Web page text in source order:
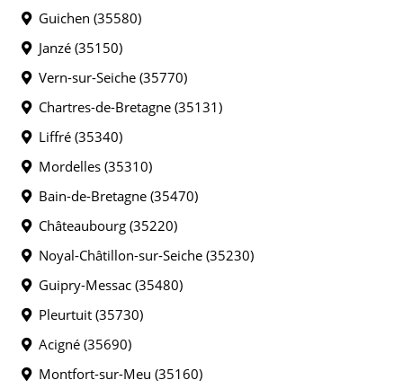
Guichen (35580)
Janzé (35150)
Vern-sur-Seiche (35770)
Chartres-de-Bretagne (35131)
Liffré (35340)
Mordelles (35310)
Bain-de-Bretagne (35470)
Châteaubourg (35220)
Noyal-Châtillon-sur-Seiche (35230)
Guipry-Messac (35480)
Pleurtuit (35730)
Acigné (35690)
Montfort-sur-Meu (35160)